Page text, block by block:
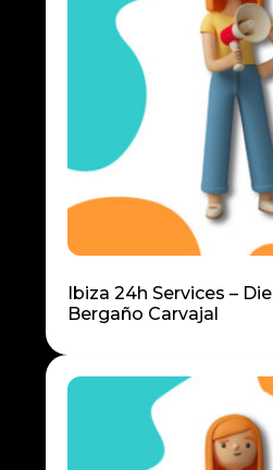
Ibiza 24h Services –
Bergaño Carvajal